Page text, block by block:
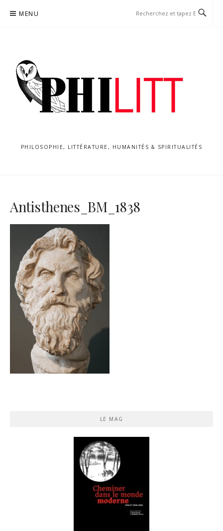
MENU
PHILOSOPHIE, LITTÉRATURE, HUMANITÉS & SPIRITUALITÉS
Antisthenes_BM_1838
LE MAG